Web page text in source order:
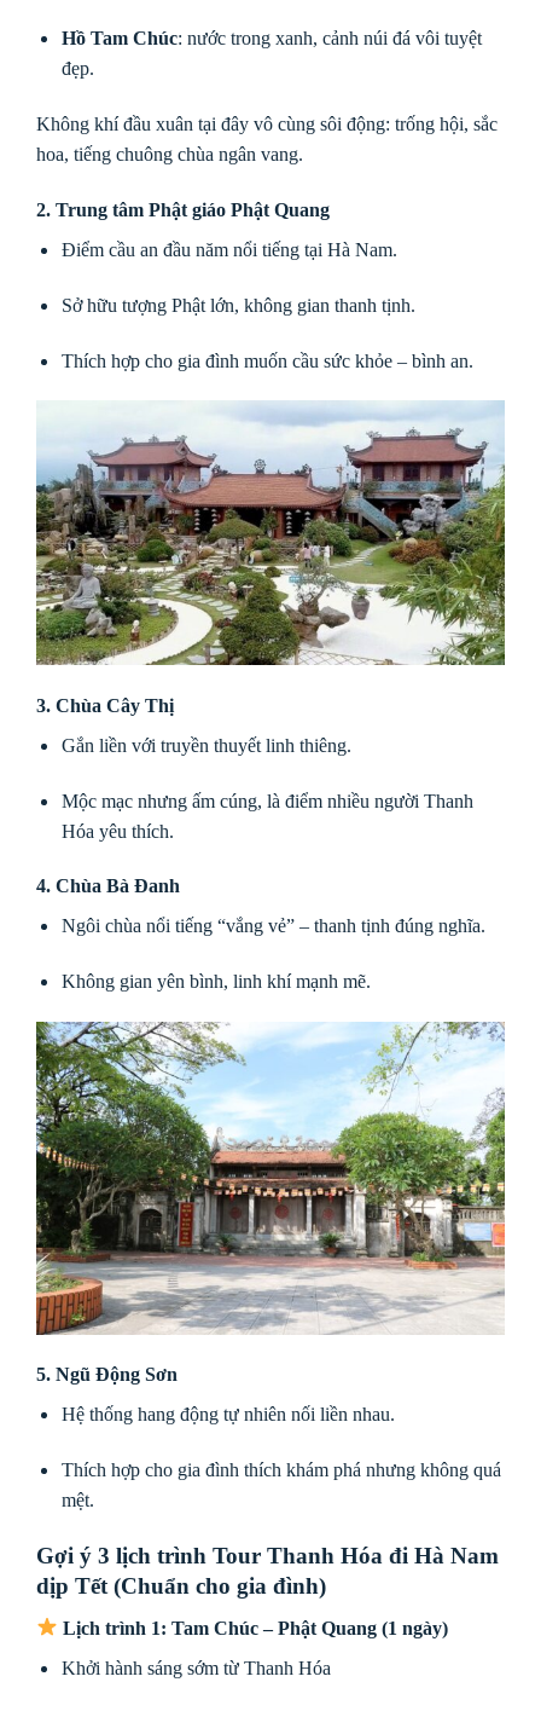
Hồ Tam Chúc: nước trong xanh, cảnh núi đá vôi tuyệt
đẹp.
Không khí đầu xuân tại đây vô cùng sôi động: trống hội, sắc
hoa, tiếng chuông chùa ngân vang.
2. Trung tâm Phật giáo Phật Quang
Điểm cầu an đầu năm nổi tiếng tại Hà Nam.
Sở hữu tượng Phật lớn, không gian thanh tịnh.
Thích hợp cho gia đình muốn cầu sức khỏe – bình an.
3. Chùa Cây Thị
Gắn liền với truyền thuyết linh thiêng.
Mộc mạc nhưng ấm cúng, là điểm nhiều người Thanh
Hóa yêu thích.
4. Chùa Bà Đanh
Ngôi chùa nổi tiếng “vắng vẻ” – thanh tịnh đúng nghĩa.
Không gian yên bình, linh khí mạnh mẽ.
5. Ngũ Động Sơn
Hệ thống hang động tự nhiên nối liền nhau.
Thích hợp cho gia đình thích khám phá nhưng không quá
mệt.
Gợi ý 3 lịch trình Tour Thanh Hóa đi Hà Nam
dịp Tết (Chuẩn cho gia đình)
Lịch trình 1: Tam Chúc – Phật Quang (1 ngày)
Khởi hành sáng sớm từ Thanh Hóa